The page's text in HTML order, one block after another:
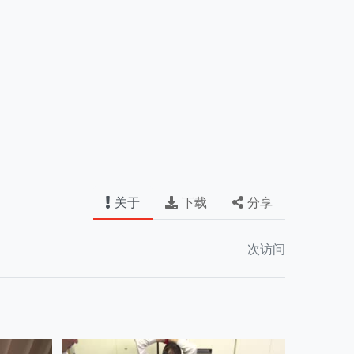
关于 下载 分享
次访问